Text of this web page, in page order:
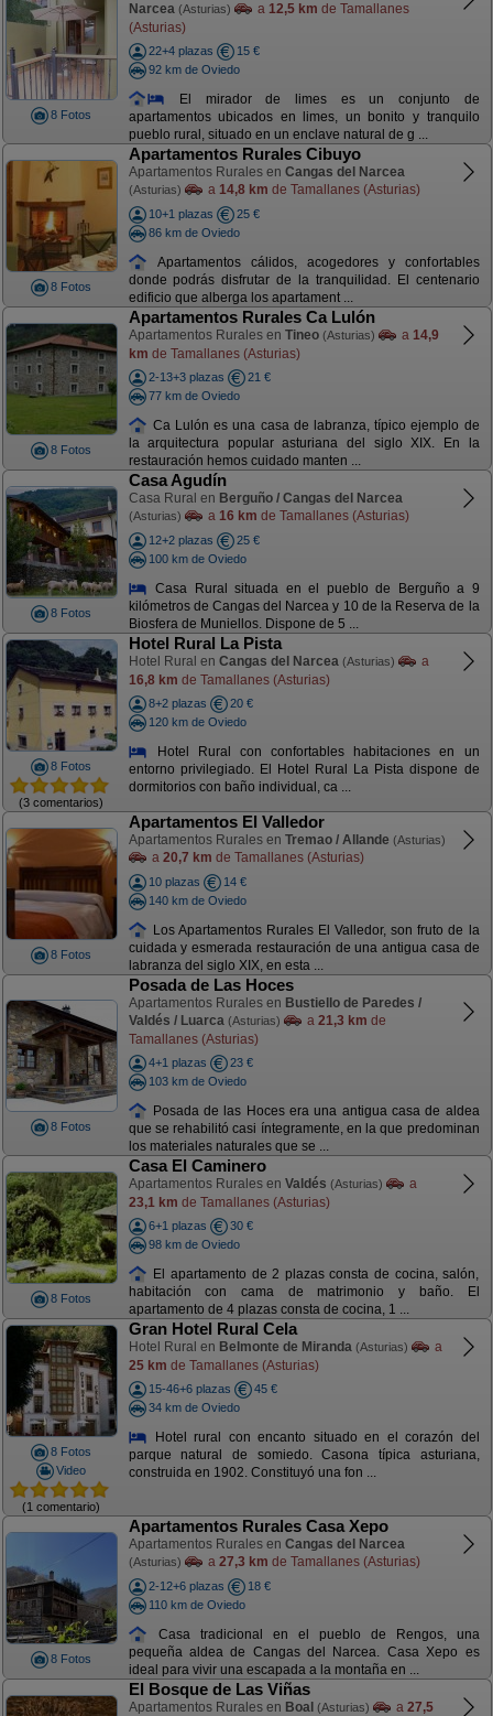
8 Fotos
Narcea (Asturias) a 12,5 km de Tamallanes
(Asturias)
22+4 plazas
15 €
92 km de Oviedo
El mirador de limes es un conjunto de
apartamentos ubicados en limes, un bonito y tranquilo
pueblo rural, situado en un enclave natural de g ...
8 Fotos
Apartamentos Rurales Cibuyo
Apartamentos Rurales en Cangas del Narcea
(Asturias) a 14,8 km de Tamallanes (Asturias)
10+1 plazas
25 €
86 km de Oviedo
Apartamentos cálidos, acogedores y confortables
donde podrás disfrutar de la tranquilidad. El centenario
edificio que alberga los apartament ...
8 Fotos
Apartamentos Rurales Ca Lulón
Apartamentos Rurales en Tineo (Asturias) a 14,9
km de Tamallanes (Asturias)
2-13+3 plazas
21 €
77 km de Oviedo
Ca Lulón es una casa de labranza, típico ejemplo de
la arquitectura popular asturiana del siglo XIX. En la
restauración hemos cuidado manten ...
8 Fotos
Casa Agudín
Casa Rural en Berguño / Cangas del Narcea
(Asturias) a 16 km de Tamallanes (Asturias)
12+2 plazas
25 €
100 km de Oviedo
Casa Rural situada en el pueblo de Berguño a 9
kilómetros de Cangas del Narcea y 10 de la Reserva de la
Biosfera de Muniellos. Dispone de 5 ...
8 Fotos
(3 comentarios)
Hotel Rural La Pista
Hotel Rural en Cangas del Narcea (Asturias)
a
16,8 km de Tamallanes (Asturias)
8+2 plazas
20 €
120 km de Oviedo
Hotel Rural con confortables habitaciones en un
entorno privilegiado. El Hotel Rural La Pista dispone de
dormitorios con baño individual, ca ...
8 Fotos
Apartamentos El Valledor
Apartamentos Rurales en Tremao / Allande (Asturias)
a 20,7 km de Tamallanes (Asturias)
10 plazas
14 €
140 km de Oviedo
Los Apartamentos Rurales El Valledor, son fruto de la
cuidada y esmerada restauración de una antigua casa de
labranza del siglo XIX, en esta ...
8 Fotos
Posada de Las Hoces
Apartamentos Rurales en Bustiello de Paredes /
Valdés / Luarca (Asturias) a 21,3 km de
Tamallanes (Asturias)
4+1 plazas
23 €
103 km de Oviedo
Posada de las Hoces era una antigua casa de aldea
que se rehabilitó casi íntegramente, en la que predominan
los materiales naturales que se ...
8 Fotos
Casa El Caminero
Apartamentos Rurales en Valdés (Asturias)
a
23,1 km de Tamallanes (Asturias)
6+1 plazas
30 €
98 km de Oviedo
El apartamento de 2 plazas consta de cocina, salón,
habitación con cama de matrimonio y baño. El
apartamento de 4 plazas consta de cocina, 1 ...
8 Fotos
Video
(1 comentario)
Gran Hotel Rural Cela
Hotel Rural en Belmonte de Miranda (Asturias)
a
25 km de Tamallanes (Asturias)
15-46+6 plazas
45 €
34 km de Oviedo
Hotel rural con encanto situado en el corazón del
parque natural de somiedo. Casona típica asturiana,
construida en 1902. Constituyó una fon ...
8 Fotos
Apartamentos Rurales Casa Xepo
Apartamentos Rurales en Cangas del Narcea
(Asturias) a 27,3 km de Tamallanes (Asturias)
2-12+6 plazas
18 €
110 km de Oviedo
Casa tradicional en el pueblo de Rengos, una
pequeña aldea de Cangas del Narcea. Casa Xepo es
ideal para vivir una escapada a la montaña en ...
El Bosque de Las Viñas
Apartamentos Rurales en Boal (Asturias) a 27,5